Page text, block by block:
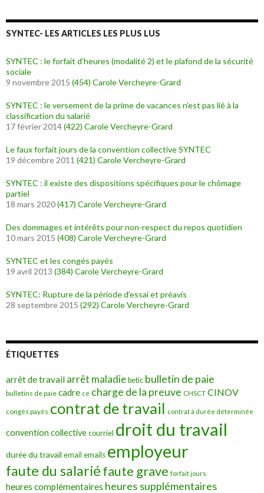
SYNTEC- LES ARTICLES LES PLUS LUS
SYNTEC : le forfait d’heures (modalité 2) et le plafond de la sécurité
sociale
9 novembre 2015 (454) Carole Vercheyre-Grard
SYNTEC : le versement de la prime de vacances n’est pas lié à la
classification du salarié
17 février 2014(422) Carole Vercheyre-Grard
Le faux forfait jours de la convention collective SYNTEC
19 décembre 2011 (421) Carole Vercheyre-Grard
SYNTEC : il existe des dispositions spécifiques pour le chômage
partiel
18 mars 2020(417) Carole Vercheyre-Grard
Des dommages et intérêts pour non-respect du repos quotidien
10 mars 2015 (408) Carole Vercheyre-Grard
SYNTEC et les congés payés
19 avril 2013 (384) Carole Vercheyre-Grard
SYNTEC: Rupture de la période d’essai et préavis
28 septembre 2015 (292) Carole Vercheyre-Grard
ÉTIQUETTES
arrêt de travail arrêt maladie betic bulletin de paie
bulletins de paie cadre ce charge de la preuve CHSCT CINOV
congés payés contrat de travail contrat à durée déterminée
convention collective courriel droit du travail
durée du travail email emails employeur
faute du salariéfaute grave forfait jours
heures complémentaires heures supplémentaires